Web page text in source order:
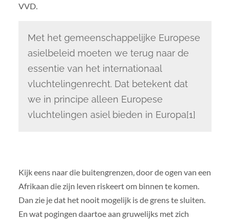
VVD.
Met het gemeenschappelijke Europese
asielbeleid moeten we terug naar de
essentie van het internationaal
vluchtelingenrecht. Dat betekent dat
we in principe alleen Europese
vluchtelingen asiel bieden in Europa[1]
Kijk eens naar die buitengrenzen, door de ogen van een
Afrikaan die zijn leven riskeert om binnen te komen.
Dan zie je dat het nooit mogelijk is de grens te sluiten.
En wat pogingen daartoe aan gruwelijks met zich